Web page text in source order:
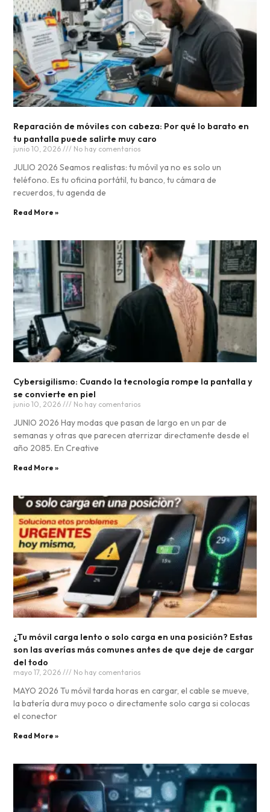
Reparación de móviles con cabeza: Por qué lo barato en
tu pantalla puede salirte muy caro
junio 10, 2026 No hay comentarios
JULIO 2026 Seamos realistas: tu móvil ya no es solo un
teléfono. Es tu oficina portátil, tu banco, tu cámara de
recuerdos, tu agenda de
Read More »
Cybersigilismo: Cuando la tecnología rompe la pantalla y
se convierte en piel
junio 10, 2026 No hay comentarios
JUNIO 2026 Hay modas que pasan de largo en un par de
semanas y otras que parecen aterrizar directamente desde el
año 2085. En Creative
Read More »
¿Tu móvil carga lento o solo carga en una posición? Estas
son las averías más comunes antes de que deje de cargar
del todo
mayo 17, 2026 No hay comentarios
MAYO 2026 Tu móvil tarda horas en cargar, el cable se mueve,
la batería dura muy poco o directamente solo carga si colocas
el conector
Read More »